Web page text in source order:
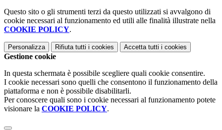
Questo sito o gli strumenti terzi da questo utilizzati si avvalgono di
cookie necessari al funzionamento ed utili alle finalità illustrate nella
COOKIE POLICY.
Personalizza Rifiuta tutti i cookies Accetta tutti i cookies
Gestione cookie
In questa schermata è possibile scegliere quali cookie consentire.
I cookie necessari sono quelli che consentono il funzionamento della
piattaforma e non è possibile disabilitarli.
Per conoscere quali sono i cookie necessari al funzionamento potete
visionare la COOKIE POLICY.